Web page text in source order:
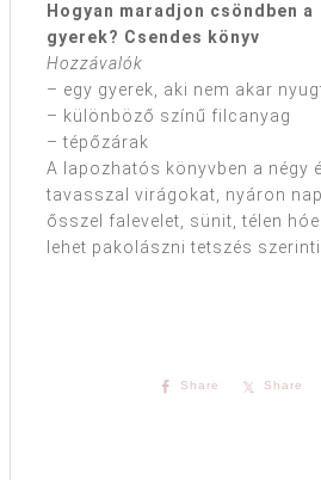
Hogyan maradjon csöndben a
gyerek? Csendes könyv
Hozzávalók
– egy gyerek, aki nem akar
– különböző színű filcanyag
– tépőzárak
A lapozhatós könyvben a négy
tavasszal virágokat, nyáron
ősszel falevelet, sünit, télen
lehet pakolászni tetszés
Share Share